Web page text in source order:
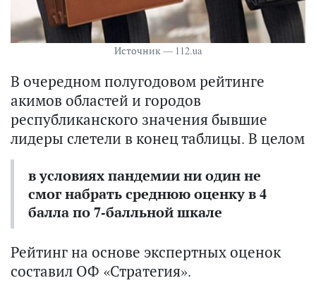
Источник — 112.ua
В очередном полугодовом рейтинге
акимов областей и городов
республиканского значения бывшие
лидеры слетели в конец таблицы. В целом
в условиях пандемии ни один не
смог набрать среднюю оценку в 4
балла по 7-балльной шкале
Рейтинг на основе экспертных оценок
составил ОФ «Стратегия».